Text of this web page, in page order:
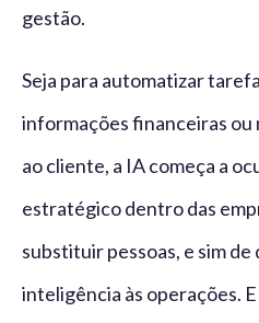
gestão.
Seja para automatizar
informações financeiras
ao cliente, a IA começa a
estratégico dentro das
substituir pessoas, e sim de
inteligência às operações.